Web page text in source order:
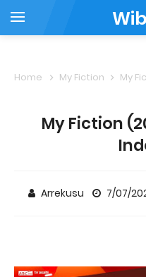
Home My Fiction My
My Fiction
Arrekusu 7/07/